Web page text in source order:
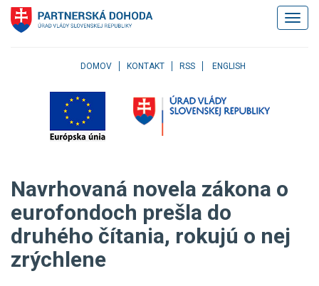
Klávesové
skratky
Skočiť
menu
na
užívateľské
menu
Skočiť
DOMOV KONTAKT RSS ENGLISH
Navrhovaná novela zákona o
eurofondoch prešla do
druhého čítania, rokujú o nej
zrýchlene